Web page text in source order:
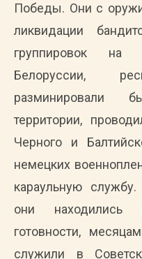
Победы. Они с
ликвидации
группировок на
Белоруссии,
разминировали
территории,
Черного и
немецких
караульную
они находились
готовности,
служили в